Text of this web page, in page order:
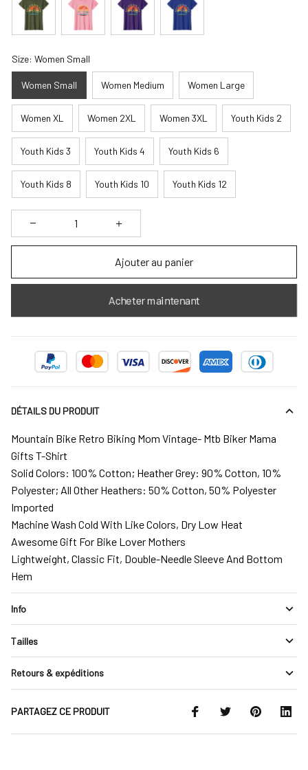
Size: Women Small
Women Small Women Medium Women Large
Women XL Women 2XL Women 3XL Youth Kids 2
Youth Kids 3 Youth Kids 4 Youth Kids 6
Youth Kids 8 Youth Kids 10 Youth Kids 12
Ajouter au panier
Acheter maintenant
DÉTAILS DU PRODUIT
Mountain Bike Retro Biking Mom Vintage- Mtb Biker Mama
Gifts T-Shirt
Solid Colors: 100% Cotton; Heather Grey: 90% Cotton, 10%
Polyester; All Other Heathers: 50% Cotton, 50% Polyester
Imported
Machine Wash Cold With Like Colors, Dry Low Heat
Awesome Gift For Bike Lover Mothers
Lightweight, Classic Fit, Double-Needle Sleeve And Bottom
Hem
Info
Tailles
Retours & expéditions
PARTAGEZ CE PRODUIT